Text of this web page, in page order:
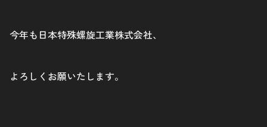
今年も日本特殊螺旋工業株式会社、
よろしくお願いたします。